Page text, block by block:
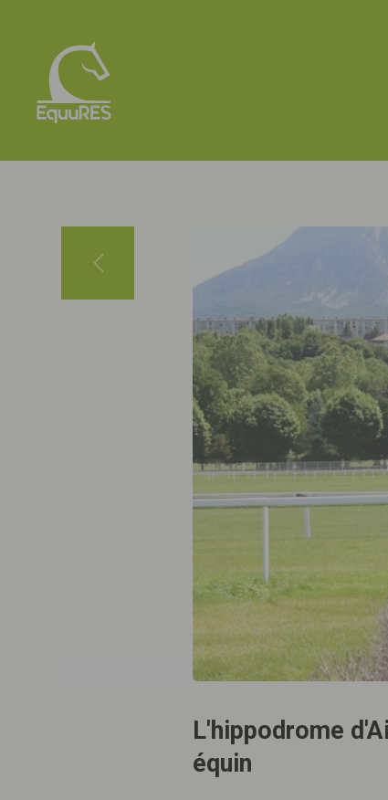
L'hippodrome
équin